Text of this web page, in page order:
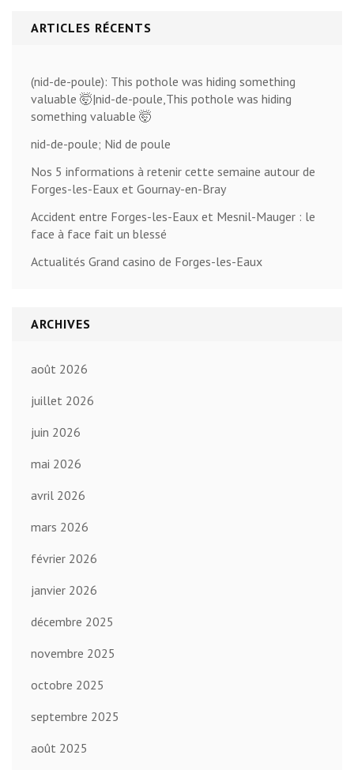
ARTICLES RÉCENTS
(nid-de-poule): This pothole was hiding something
valuable 🤯|nid-de-poule,This pothole was hiding
something valuable 🤯
nid-de-poule; Nid de poule
Nos 5 informations à retenir cette semaine autour de
Forges-les-Eaux et Gournay-en-Bray
Accident entre Forges-les-Eaux et Mesnil-Mauger : le
face à face fait un blessé
Actualités Grand casino de Forges-les-Eaux
ARCHIVES
août 2026
juillet 2026
juin 2026
mai 2026
avril 2026
mars 2026
février 2026
janvier 2026
décembre 2025
novembre 2025
octobre 2025
septembre 2025
août 2025